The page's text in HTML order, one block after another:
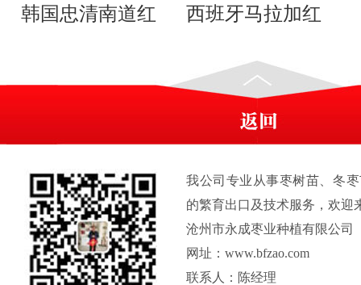
韩国忠清南道红
西班牙马拉加红
我公司专业从事枣树苗、冬
的繁育出口及技术服务，欢迎
沧州市永成枣业种植有限公司
网址：www.bfzao.com
联系人：陈经理